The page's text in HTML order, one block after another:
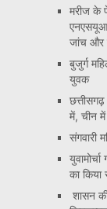
मरीज के
जांच और
बुजुर्ग
युवक
छत्तीसगढ़
में, चीन में
संगवारी
का किया
शासन